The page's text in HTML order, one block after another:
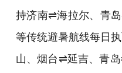
持济南⇌海拉尔、青
等传统避暑航线每日
山、烟台⇌延吉、青